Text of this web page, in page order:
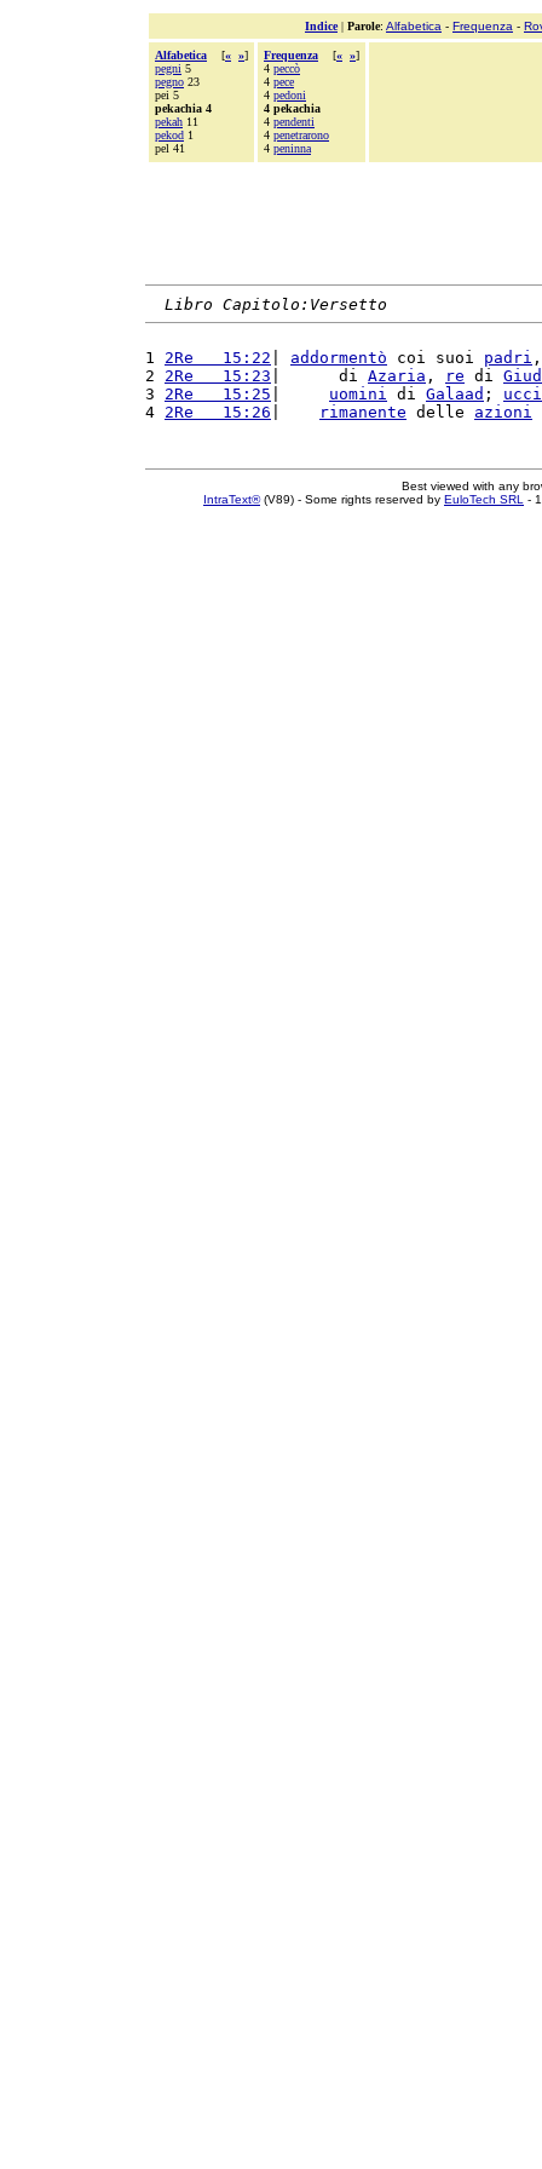
Indice| Parole: Alfabetica - Frequenza -
Alfabetica [« »]
pegni 5
pegno 23
pei 5
pekachia 4
pekah 11
pekod 1
pel 41
Frequenza [« »]
4 peccò
4 pece
4 pedoni
4 pekachia
4 pendenti
4 penetrarono
4 peninna
Libro Capitolo:Versetto
1 2Re   15:22 addormentò coi suoi padri
2 2Re   15:23 |      di Azaria , re di
3 2Re   15:25 uomini di Galaad ;
4 2Re   15:26 rimanente delle azioni
Best viewed with any
IntraText®(V89) - Some rights reserved by EuloTech SRL -